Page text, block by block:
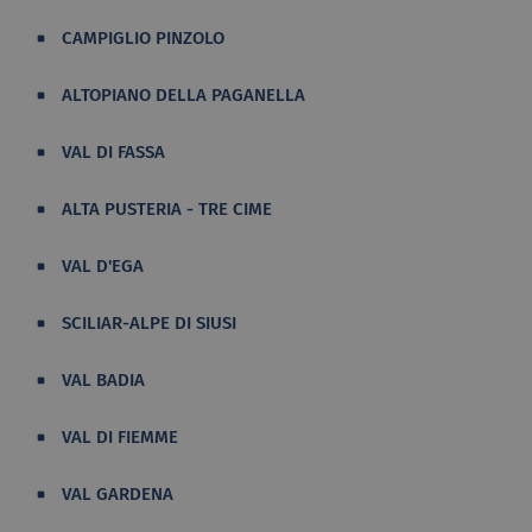
CAMPIGLIO PINZOLO
ALTOPIANO DELLA PAGANELLA
VAL DI FASSA
ALTA PUSTERIA - TRE CIME
VAL D'EGA
SCILIAR-ALPE DI SIUSI
VAL BADIA
VAL DI FIEMME
VAL GARDENA